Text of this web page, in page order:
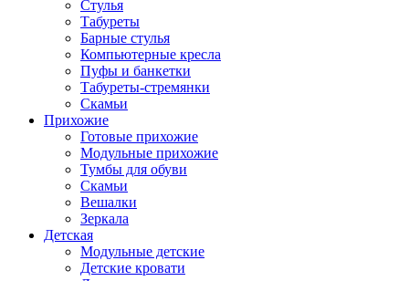
Стулья
Табуреты
Барные стулья
Компьютерные кресла
Пуфы и банкетки
Табуреты-стремянки
Скамьи
Прихожие
Готовые прихожие
Модульные прихожие
Тумбы для обуви
Скамьи
Вешалки
Зеркала
Детская
Модульные детские
Детские кровати